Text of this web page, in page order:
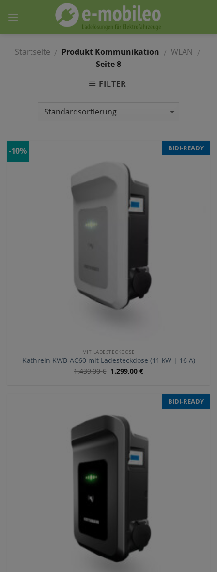
Startseite / Produkt Kommunikation / WLAN /
Seite 8
FILTER
-10% BIDI-READY
MIT LADESTECKDOSE
Kathrein KWB-AC60 mit Ladesteckdose (11 kW | 16 A)
1.439,00€ 1.299,00 €
BIDI-READY